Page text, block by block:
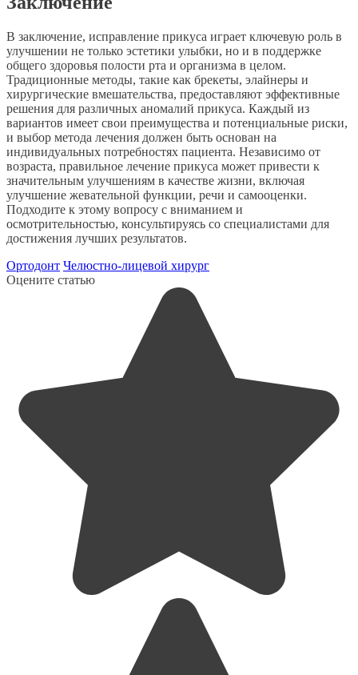
В заключение, исправление прикуса играет ключевую роль в
улучшении не только эстетики улыбки, но и в поддержке
общего здоровья полости рта и организма в целом.
Традиционные методы, такие как брекеты, элайнеры и
хирургические вмешательства, предоставляют эффективные
решения для различных аномалий прикуса. Каждый из
вариантов имеет свои преимущества и потенциальные риски,
и выбор метода лечения должен быть основан на
индивидуальных потребностях пациента. Независимо от
возраста, правильное лечение прикуса может привести к
значительным улучшениям в качестве жизни, включая
улучшение жевательной функции, речи и самооценки.
Подходите к этому вопросу с вниманием и
осмотрительностью, консультируясь со специалистами для
достижения лучших результатов.
Ортодонт Челюстно-лицевой хирург
Оцените статью